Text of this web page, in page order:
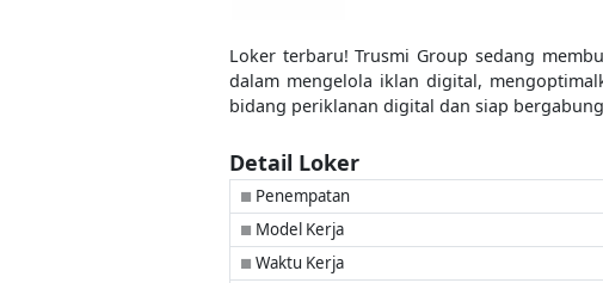
Loker terbaru! Trusmi Group sedang
dalam mengelola iklan digital,
bidang periklanan digital dan siap
Detail Loker
■ Penempatan
■ Model Kerja
■ Waktu Kerja